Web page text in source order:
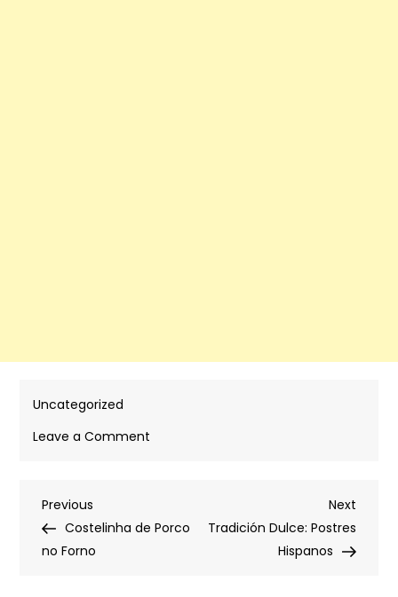
Uncategorized
Leave a Comment
Pancakes
Post
navigation
Previous
Post
Previous
Costelinha de Porco
no Forno
Next
Post
Next
Tradición Dulce: Postres
Hispanos